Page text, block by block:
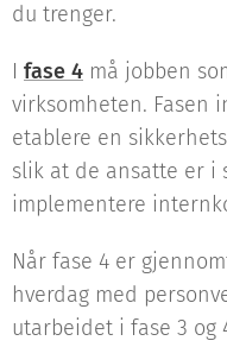
du trenger.
I fase 4 må jobben
virksomheten. Fasen
etablere en
slik at de ansatte er i
implementere
Når fase 4 er
hverdag med
utarbeidet i fase 3 og